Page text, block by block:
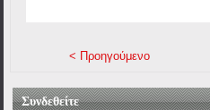
< Προηγούμενο
Συνδεθείτε